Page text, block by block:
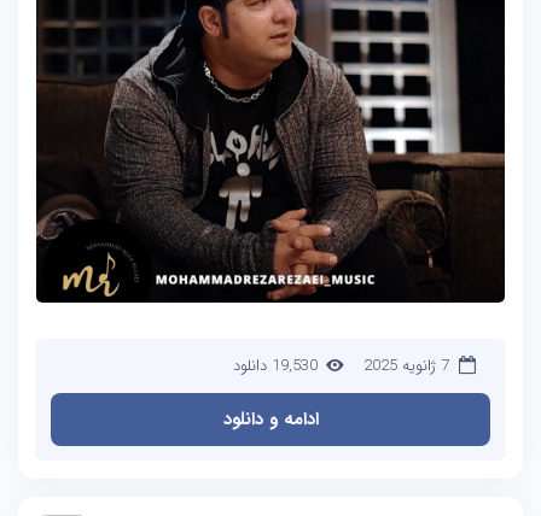
7 ژانویه 2025 19,530 دانلود
ادامه و دانلود